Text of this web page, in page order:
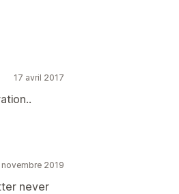
17 avril 2017
2019
never